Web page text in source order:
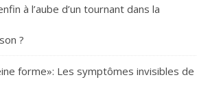
à l’aube d’un tournant dans la
?
forme»: Les symptômes invisibles de